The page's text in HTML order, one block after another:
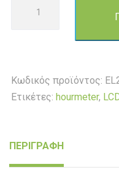
ποσότητα
Κωδικός προϊόντος:
Ετικέτες: hourmeter,
ΠΕΡΙΓΡΑΦΗ